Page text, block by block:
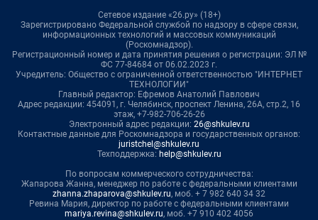
Сетевое издание «26.ру» (18+)
Зарегистрировано Федеральной службой по надзору в сфере связи,
информационных технологий и массовых коммуникаций
(Роскомнадзор).
Регистрационный номер и дата принятия решения о регистрации: ЭЛ №
ФС 77-84684 от 06.02.2023 г.
Учредитель: Общество с ограниченной ответственностью "ИНТЕРНЕТ
ТЕХНОЛОГИИ"
Главный редактор: Ефремов Анатолий Павлович
Адрес редакции: 454091, г. Челябинск, проспект Ленина, 26А, стр.2, 16
этаж, +7-982-706-26-26
Электронный адрес редакции: 26@shkulev.ru
Контактные данные для Роскомнадзора и государственных органов:
juristchel@shkulev.ru
Техподдержка: help@shkulev.ru
По вопросам коммерческого сотрудничества:
Жапарова Жанна, менеджер по работе с федеральными клиентами
zhanna.zhaparova@shkulev.ru, моб. + 7 982 640 34 32
Ревина Мария, директор по работе с федеральными клиентами
mariya.revina@shkulev.ru, моб. +7 910 402 4056